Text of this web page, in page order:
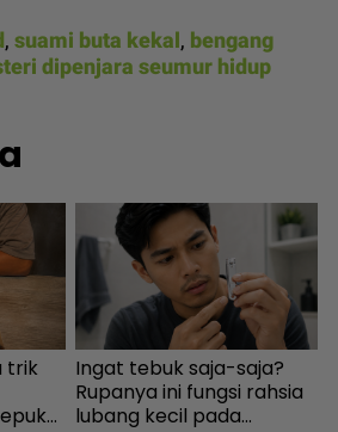
, suami buta kekal, bengang
dipenjara seumur hidup
trik
Ingat tebuk saja-saja?
Rupanya ini fungsi rahsia
lubang kecil pada